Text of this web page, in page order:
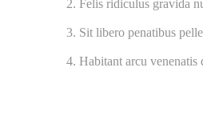
Felis ridiculus gravida
Sit libero penatibus
Habitant arcu venenatis